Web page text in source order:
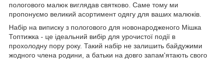
пологового малюк виглядав святково. Саме тому ми
пропонуємо великий асортимент одягу для ваших малюків.
Набір на виписку з пологового для новонародженого Мішка
Топтижка - це ідеальний вибір для урочистої події в
прохолодну пору року. Такий набір не залишить байдужими
жодного члена родини, а батьки на довго запам'ятають свого